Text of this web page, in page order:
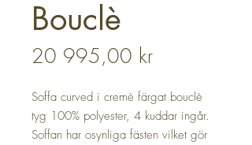
Bouclè
20 995,00 krPris
Soffa curved i cremè färgat bouclè
tyg 100% polyester, 4 kuddar ingår.
Soffan har osynliga fästen vilket gör